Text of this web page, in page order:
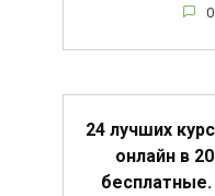
0
24 лучших
онлайн в
бесплатные.